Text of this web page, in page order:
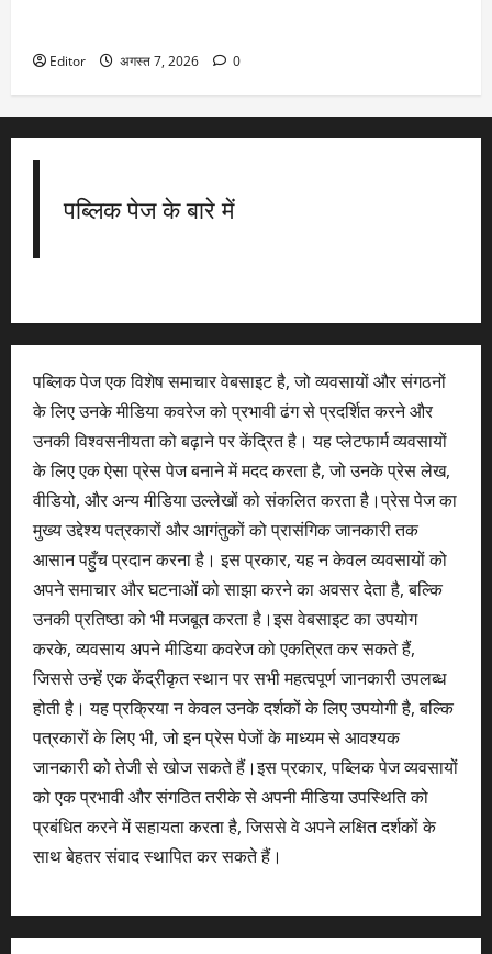
Editor अगस्त 7, 2026 0
पब्लिक पेज के बारे में
पब्लिक पेज एक विशेष समाचार वेबसाइट है, जो व्यवसायों और संगठनों
के लिए उनके मीडिया कवरेज को प्रभावी ढंग से प्रदर्शित करने और
उनकी विश्वसनीयता को बढ़ाने पर केंद्रित है। यह प्लेटफार्म व्यवसायों
के लिए एक ऐसा प्रेस पेज बनाने में मदद करता है, जो उनके प्रेस लेख,
वीडियो, और अन्य मीडिया उल्लेखों को संकलित करता है।प्रेस पेज का
मुख्य उद्देश्य पत्रकारों और आगंतुकों को प्रासंगिक जानकारी तक
आसान पहुँच प्रदान करना है। इस प्रकार, यह न केवल व्यवसायों को
अपने समाचार और घटनाओं को साझा करने का अवसर देता है, बल्कि
उनकी प्रतिष्ठा को भी मजबूत करता है।इस वेबसाइट का उपयोग
करके, व्यवसाय अपने मीडिया कवरेज को एकत्रित कर सकते हैं,
जिससे उन्हें एक केंद्रीकृत स्थान पर सभी महत्वपूर्ण जानकारी उपलब्ध
होती है। यह प्रक्रिया न केवल उनके दर्शकों के लिए उपयोगी है, बल्कि
पत्रकारों के लिए भी, जो इन प्रेस पेजों के माध्यम से आवश्यक
जानकारी को तेजी से खोज सकते हैं।इस प्रकार, पब्लिक पेज व्यवसायों
को एक प्रभावी और संगठित तरीके से अपनी मीडिया उपस्थिति को
प्रबंधित करने में सहायता करता है, जिससे वे अपने लक्षित दर्शकों के
साथ बेहतर संवाद स्थापित कर सकते हैं।